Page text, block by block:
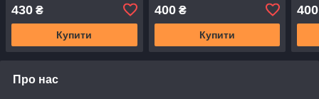
430 ₴
Купити
400₴
Купити
400
Про нас